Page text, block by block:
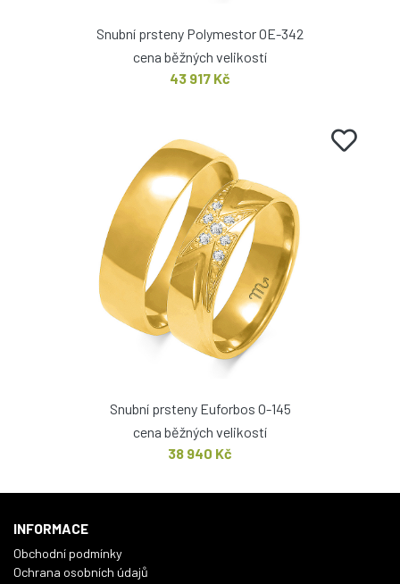
Snubní prsteny Polymestor OE-342
cena běžných velikostí
43 917 Kč
Snubní prsteny Euforbos O-145
cena běžných velikostí
38 940 Kč
INFORMACE
Obchodní podmínky
Ochrana osobních údajů